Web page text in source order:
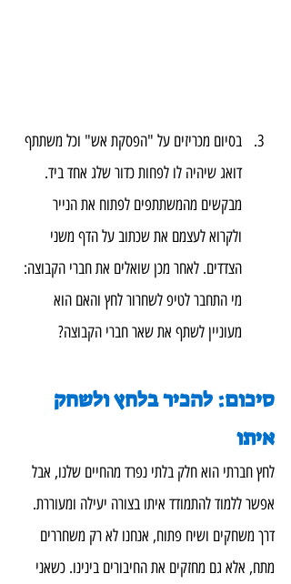
בסיום מכריזים על "הפסקת אש" וכל משתתף
דואג שיהיה לו לפחות כדור שלג אחד ביד.
מבקשים מהמשתתפים לפתוח את הנייר
ולקרוא לעצמם את שכתוב על הדף משני
הצדדים. לאחר מכן שואלים את חברי הקבוצה:
מי התחבר לטיפ לשחרור לחץ והאם הוא
מעוניין לשתף את שאר חברי הקבוצה?
סיכום: להכיר בלחץ ולשחק
איתו
לחץ חברתי הוא חלק בלתי נפרד מהחיים שלנו, אבל
אפשר ללמוד להתמודד איתו בצורה יעילה ומעוררת.
דרך משחקים ושיח פתוח, אנחנו לא רק משחררים
מתח, אלא גם מחזקים את החיבורים בינינו. כשאני